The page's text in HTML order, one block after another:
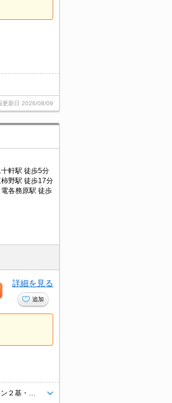
更新日 2026/08/09
軒駅 徒歩5分
野駅 徒歩17分
各務原駅 徒歩
詳細を見る
追加